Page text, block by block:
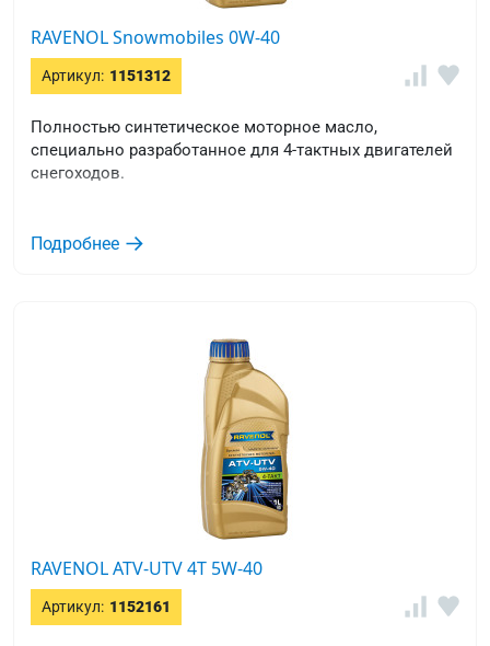
RAVENOL Snowmobiles 0W-40
Артикул: 1151312
Полностью синтетическое моторное масло,
специально разработанное для 4-тактных двигателей
снегоходов.
Подробнее
RAVENOL ATV-UTV 4T 5W-40
Артикул: 1152161